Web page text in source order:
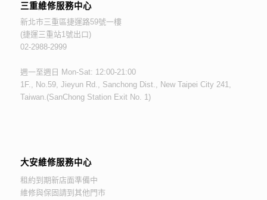
三重維修服務中心
新北市三重區捷運路59號一樓
(捷運三重站1號出口)
02-2988-2999
週一至週日 Mon-Sat: 12:00-21:00
1F., No.59, Jieyun Rd., Sanchong Dist., New Taipei City 241,
Taiwan.(SanChong Station Exit No. 1)
大安維修服務中心
租約到期新店面準備中
維修與保固請到其他門市